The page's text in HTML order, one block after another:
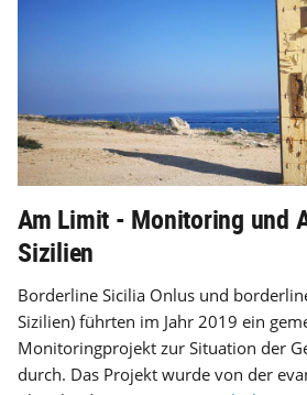
Am Limit - Monitoring und
Sizilien
Borderline Sicilia Onlus und
Sizilien) führten im Jahr 2019 ein
Monitoringprojekt zur Situation der
durch. Das Projekt wurde von der